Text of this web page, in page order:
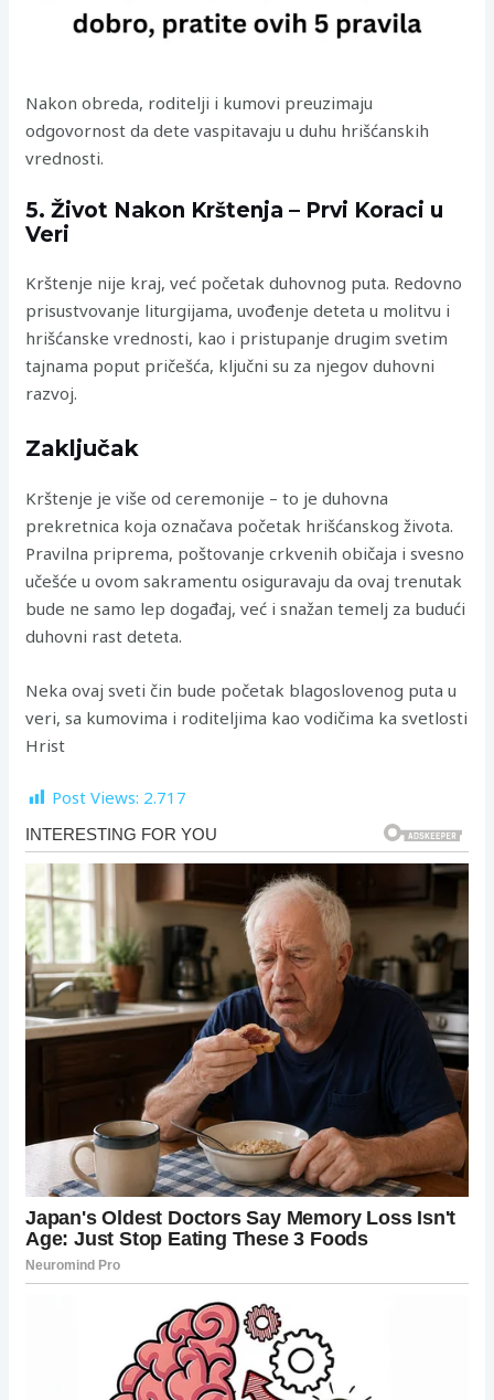
Nakon obreda, roditelji i kumovi preuzimaju
odgovornost da dete vaspitavaju u duhu hrišćanskih
vrednosti.
5. Život Nakon Krštenja – Prvi Koraci u
Veri
Krštenje nije kraj, već početak duhovnog puta. Redovno
prisustvovanje liturgijama, uvođenje deteta u molitvu i
hrišćanske vrednosti, kao i pristupanje drugim svetim
tajnama poput pričešća, ključni su za njegov duhovni
razvoj.
Zaključak
Krštenje je više od ceremonije – to je duhovna
prekretnica koja označava početak hrišćanskog života.
Pravilna priprema, poštovanje crkvenih običaja i svesno
učešće u ovom sakramentu osiguravaju da ovaj trenutak
bude ne samo lep događaj, već i snažan temelj za budući
duhovni rast deteta.
Neka ovaj sveti čin bude početak blagoslovenog puta u
veri, sa kumovima i roditeljima kao vodičima ka svetlosti
Hrist
Post Views: 2.717